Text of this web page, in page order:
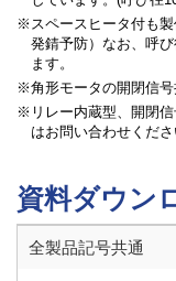
量
端接続
定格電圧
許容電圧
変動範囲
スペースヒータ付も
発錆予防）なお、呼
ます。
角形モータの開閉信
リレー内蔵型、開閉
はお問い合わせくださ
資料ダウン
全製品記号共通